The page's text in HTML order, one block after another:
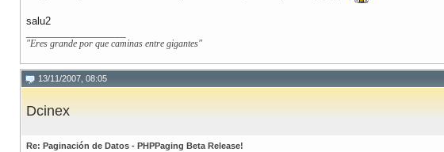
salu2
"Eres grande por que caminas entre gigantes"
13/11/2007, 08:05
Dcinex
Re: Paginación de Datos - PHPPaging Beta Release!